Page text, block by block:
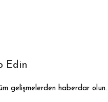
Edin
gelişmelerden haberdar olun.